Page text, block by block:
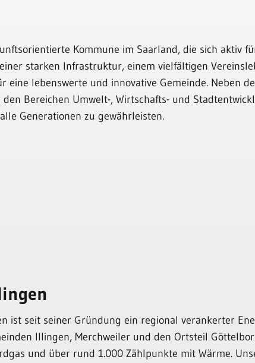
Kommune im Saarland, die sich aktiv
starken Infrastruktur, einem vielfältigen
lebenswerte und innovative Gemeinde. Neben
Bereichen Umwelt-, Wirtschafts- und
Generationen zu gewährleisten.
ist seit seiner Gründung ein regional verankerter
Illingen, Merchweiler und den Ortsteil
und über rund 1.000 Zählpunkte mit Wärme.